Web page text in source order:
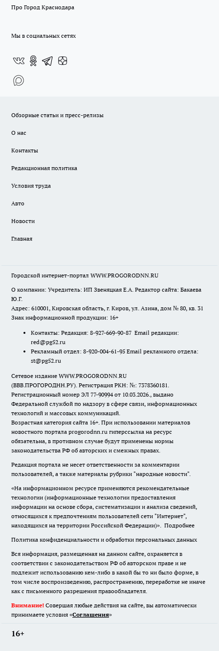
Про Город Краснодара
Мы в социальных сетях
Обзорные статьи и пресс-релизы
О нас
Контакты
Редакционная политика
Условия труда
Авто
Новости
Главная
Городской интернет-портал WWW.PROGORODNN.RU
О компании: Учредитель: ИП Звеняцкая Е.А. Редактор сайта: Бакаева
Ю.Г.
Адрес: 610001, Кировская область, г. Киров, ул. Азина, дом № 80, кв. 31
Знак информационной продукции: 16+
Контакты: Редакция: 8-927-669-90-87 Email редакции:
red@pg52.ru
Рекламный отдел: 8-920-004-61-95 Email рекламного отдела:
st@pg52.ru
Сетевое издание WWW.PROGORODNN.RU
(ВВВ.ПРОГОРОДНН.РУ). Регистрация РКН: №: 7378360181.
Регистрационный номер ЭЛ 77-90994 от 10.03.2026., выдано
Федеральной службой по надзору в сфере связи, информационных
технологий и массовых коммуникаций.
Возрастная категория сайта 16+. При использовании материалов
новостного портала progorodnn.ru гиперссылка на ресурс
обязательна, в противном случае будут применены нормы
законодательства РФ об авторских и смежных правах.
Редакция портала не несет ответственности за комментарии
пользователей, а также материалы рубрики "народные новости".
«На информационном ресурсе применяются рекомендательные
технологии (информационные технологии предоставления
информации на основе сбора, систематизации и анализа сведений,
относящихся к предпочтениям пользователей сети "Интернет",
находящихся на территории Российской Федерации)». Подробнее
Политика конфиденциальности и обработки персональных данных
Вся информация, размещенная на данном сайте, охраняется в
соответствии с законодательством РФ об авторском праве и не
подлежит использованию кем-либо в какой бы то ни было форме, в
том числе воспроизведению, распространению, переработке не иначе
как с письменного разрешения правообладателя.
Внимание! Совершая любые действия на сайте, вы автоматически
принимаете условия «Cоглашения»
16+